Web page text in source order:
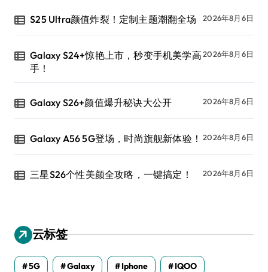
S25 Ultra颜值炸裂！定制主题潮翻全场 2026年8月6日
Galaxy S24+惊艳上市，秒变手机美学高
手！
2026年8月6日
Galaxy S26+颜值爆升秘诀大公开 2026年8月6日
Galaxy A56 5G登场，时尚旗舰新体验！ 2026年8月6日
三星S26个性美颜全攻略，一键搞定！ 2026年8月6日
云标签
5G Galaxy Iphone IQOO